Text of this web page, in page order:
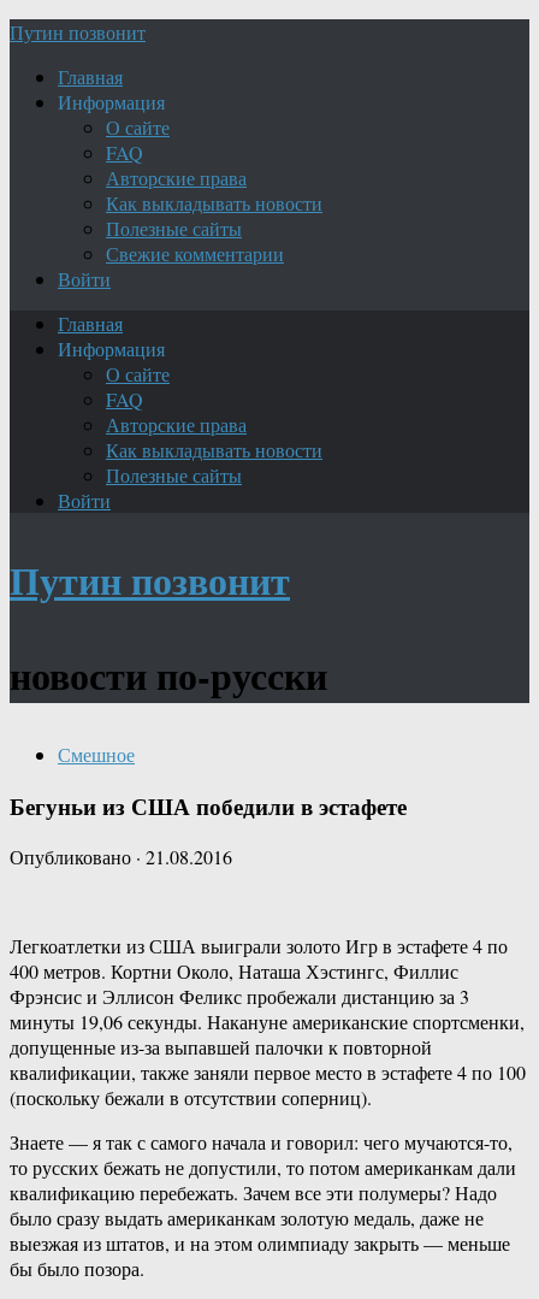
Путин позвонит
Главная
Информация
О сайте
FAQ
Авторские права
Как выкладывать новости
Полезные сайты
Свежие комментарии
Войти
Главная
Информация
О сайте
FAQ
Авторские права
Как выкладывать новости
Полезные сайты
Войти
Путин позвонит
новости по-русски
Смешное
Бегуньи из США победили в эстафете
Опубликовано · 21.08.2016
Легкоатлетки из США выиграли золото Игр в эстафете 4 по
400 метров. Кортни Около, Наташа Хэстингс, Филлис
Фрэнсис и Эллисон Феликс пробежали дистанцию за 3
минуты 19,06 секунды. Накануне американские спортсменки,
допущенные из-за выпавшей палочки к повторной
квалификации, также заняли первое место в эстафете 4 по 100
(поскольку бежали в отсутствии соперниц).
Знаете — я так с самого начала и говорил: чего мучаются-то,
то русских бежать не допустили, то потом американкам дали
квалификацию перебежать. Зачем все эти полумеры? Надо
было сразу выдать американкам золотую медаль, даже не
выезжая из штатов, и на этом олимпиаду закрыть — меньше
бы было позора.